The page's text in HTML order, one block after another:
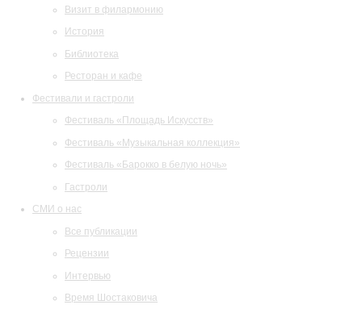
Визит в филармонию
История
Библиотека
Ресторан и кафе
Фестивали и гастроли
Фестиваль «Площадь Искусств»
Фестиваль «Музыкальная коллекция»
Фестиваль «Барокко в белую ночь»
Гастроли
СМИ о нас
Все публикации
Рецензии
Интервью
Время Шостаковича